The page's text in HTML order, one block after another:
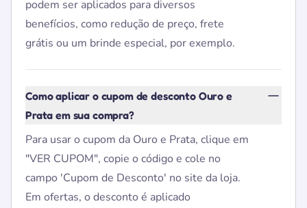
podem ser aplicados para diversos
benefícios, como redução de preço, frete
grátis ou um brinde especial, por exemplo.
Como aplicar o cupom de desconto Ouro e
Prata em sua compra?
Para usar o cupom da Ouro e Prata, clique em
"VER CUPOM", copie o código e cole no
campo 'Cupom de Desconto' no site da loja.
Em ofertas, o desconto é aplicado